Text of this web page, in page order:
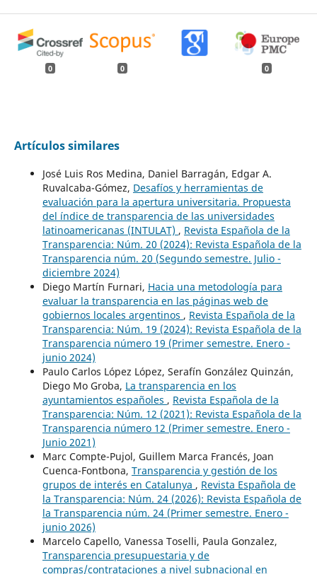
0 0 0
Artículos similares
José Luis Ros Medina, Daniel Barragán, Edgar A.
Ruvalcaba-Gómez, Desafíos y herramientas de
evaluación para la apertura universitaria. Propuesta
del índice de transparencia de las universidades
latinoamericanas (INTULAT) , Revista Española de la
Transparencia: Núm. 20 (2024): Revista Española de la
Transparencia núm. 20 (Segundo semestre. Julio -
diciembre 2024)
Diego Martín Furnari, Hacia una metodología para
evaluar la transparencia en las páginas web de
gobiernos locales argentinos , Revista Española de la
Transparencia: Núm. 19 (2024): Revista Española de la
Transparencia número 19 (Primer semestre. Enero -
junio 2024)
Paulo Carlos López López, Serafín González Quinzán,
Diego Mo Groba, La transparencia en los
ayuntamientos españoles , Revista Española de la
Transparencia: Núm. 12 (2021): Revista Española de la
Transparencia número 12 (Primer semestre. Enero -
Junio 2021)
Marc Compte-Pujol, Guillem Marca Francés, Joan
Cuenca-Fontbona, Transparencia y gestión de los
grupos de interés en Catalunya , Revista Española de
la Transparencia: Núm. 24 (2026): Revista Española de
la Transparencia núm. 24 (Primer semestre. Enero -
junio 2026)
Marcelo Capello, Vanessa Toselli, Paula Gonzalez,
Transparencia presupuestaria y de
compras/contrataciones a nivel subnacional en